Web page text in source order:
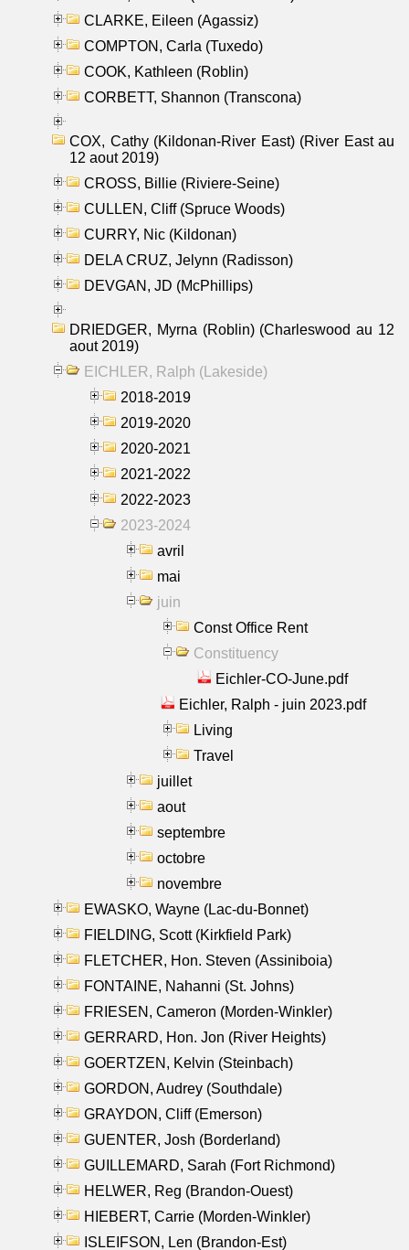
CLARKE, Eileen (Agassiz)
COMPTON, Carla (Tuxedo)
COOK, Kathleen (Roblin)
CORBETT, Shannon (Transcona)
COX, Cathy (Kildonan-River East) (River East au
12 aout 2019)
CROSS, Billie (Riviere-Seine)
CULLEN, Cliff (Spruce Woods)
CURRY, Nic (Kildonan)
DELA CRUZ, Jelynn (Radisson)
DEVGAN, JD (McPhillips)
DRIEDGER, Myrna (Roblin) (Charleswood au 12
aout 2019)
EICHLER, Ralph (Lakeside)
2018-2019
2019-2020
2020-2021
2021-2022
2022-2023
2023-2024
avril
mai
juin
Const Office Rent
Constituency
Eichler-CO-June.pdf
Eichler, Ralph - juin 2023.pdf
Living
Travel
juillet
aout
septembre
octobre
novembre
EWASKO, Wayne (Lac-du-Bonnet)
FIELDING, Scott (Kirkfield Park)
FLETCHER, Hon. Steven (Assiniboia)
FONTAINE, Nahanni (St. Johns)
FRIESEN, Cameron (Morden-Winkler)
GERRARD, Hon. Jon (River Heights)
GOERTZEN, Kelvin (Steinbach)
GORDON, Audrey (Southdale)
GRAYDON, Cliff (Emerson)
GUENTER, Josh (Borderland)
GUILLEMARD, Sarah (Fort Richmond)
HELWER, Reg (Brandon-Ouest)
HIEBERT, Carrie (Morden-Winkler)
ISLEIFSON, Len (Brandon-Est)